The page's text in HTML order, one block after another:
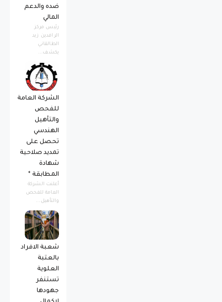
ضده والدعم
المالي
رئيس مركز
الرافدين زيد
الطالقاني
يكشف...
الشركة العامة
للفحص
والتأهيل
الهندسي
تحصل على
تمديد صلاحية
شهادة
المطابقة *
أعلنت الشركة
العامة للفحص
والتأهيل...
شعبة الافراد
بالعتبة
العلوية
تستنفر
جهودها